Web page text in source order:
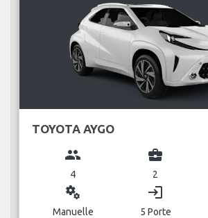
TOYOTA AYGO
group
4
business_center
2
miscellaneous_services
Manuelle
login
5 Porte